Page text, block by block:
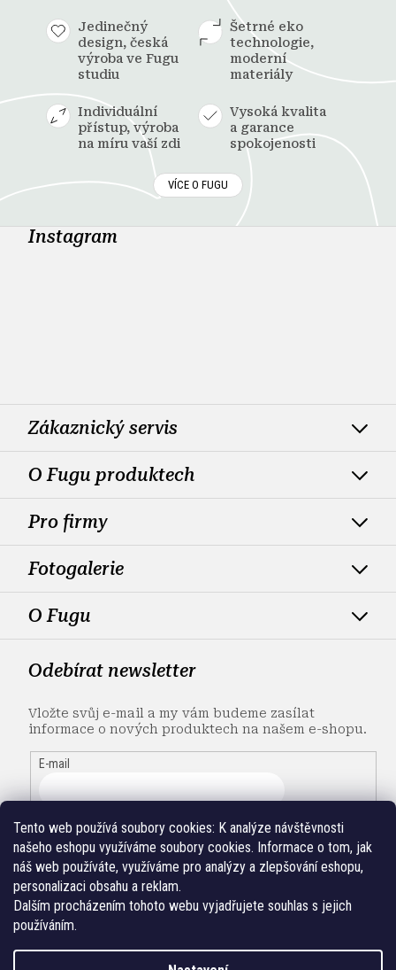
Tento web používá soubory cookies: K analýze návštěvnosti
našeho eshopu využíváme soubory cookies. Informace o tom, jak
náš web používáte, využíváme pro analýzy a zlepšování eshopu,
personalizaci obsahu a reklam.
Dalším procházením tohoto webu vyjadřujete souhlas s jejich
používáním.
Jedinečný
design, česká
výroba ve Fugu
studiu
Šetrné eko
technologie,
moderní
materiály
Individuální
přístup, výroba
na míru vaší zdi
Vysoká kvalita
a garance
spokojenosti
VÍCE O FUGU
Instagram
Zákaznický servis
O Fugu produktech
Pro firmy
Fotogalerie
O Fugu
Odebírat newsletter
Vložte svůj e-mail a my vám budeme zasílat
informace o nových produktech na našem e-shopu.
E-mail